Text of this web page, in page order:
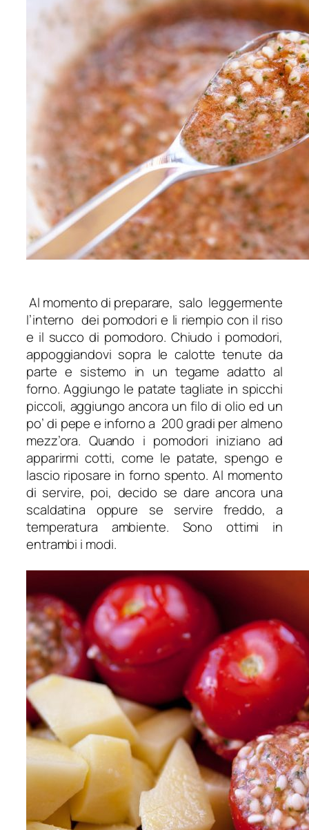
Al momento di preparare, salo leggermente
l’interno dei pomodori e li riempio con il riso
e il succo di pomodoro. Chiudo i pomodori,
appoggiandovi sopra le calotte tenute da
parte e sistemo in un tegame adatto al
forno. Aggiungo le patate tagliate in spicchi
piccoli, aggiungo ancora un filo di olio ed un
po’ di pepe e inforno a 200 gradi per almeno
mezz’ora. Quando i pomodori iniziano ad
apparirmi cotti, come le patate, spengo e
lascio riposare in forno spento. Al momento
di servire, poi, decido se dare ancora una
scaldatina oppure se servire freddo, a
temperatura ambiente. Sono ottimi in
entrambi i modi.